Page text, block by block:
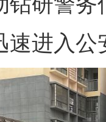
速进入